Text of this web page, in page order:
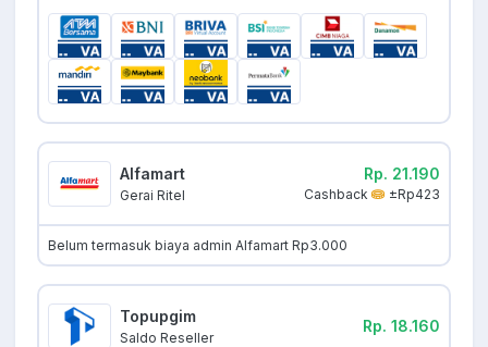
Alfamart
Gerai Ritel
Rp. 21.190
Cashback ±Rp423
Belum termasuk biaya admin Alfamart Rp3.000
Topupgim
Saldo Reseller
Rp. 18.160